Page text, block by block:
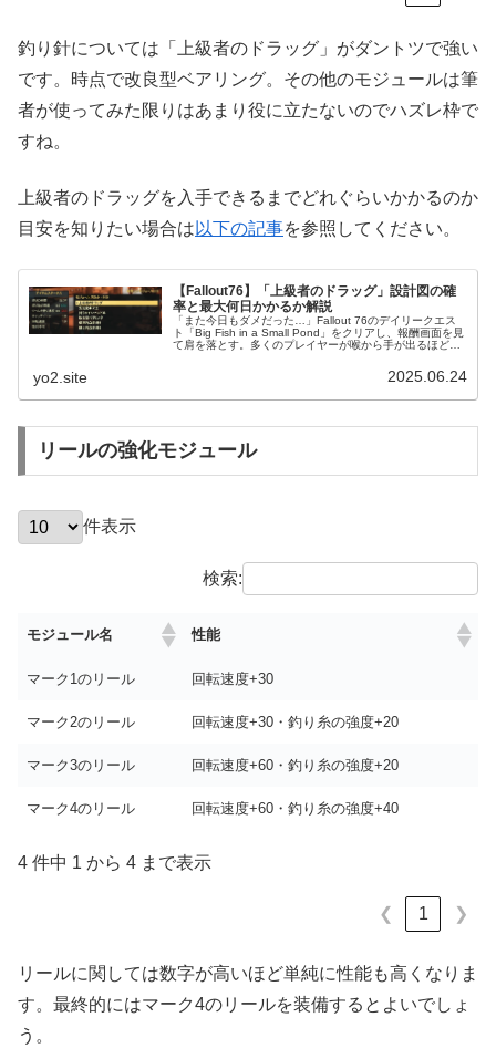
釣り針については「上級者のドラッグ」がダントツで強い
です。時点で改良型ベアリング。その他のモジュールは筆
者が使ってみた限りはあまり役に立たないのでハズレ枠で
すね。
上級者のドラッグを入手できるまでどれぐらいかかるのか
目安を知りたい場合は 以下の記事を参照してください。
【Fallout76】「上級者のドラッグ」設計図の確
率と最大何日かかるか解説
「また今日もダメだった…」Fallout 76のデイリークエス
ト「Big Fish in a Small Pond」をクリアし、報酬画面を見
て肩を落とす。多くのプレイヤーが喉から手が出るほど欲
yo2.site 2025.06.24
リールの強化モジュール
件表示
検索:
モジュール名 性能
マーク1のリール 回転速度+30
マーク2のリール 回転速度+30・釣り糸の強度+20
マーク3のリール 回転速度+60・釣り糸の強度+20
マーク4のリール 回転速度+60・釣り糸の強度+40
4 件中 1 から 4 まで表示
❮ 1 ❯
リールに関しては数字が高いほど単純に性能も高くなりま
す。最終的にはマーク4のリールを装備するとよいでしょ
う。